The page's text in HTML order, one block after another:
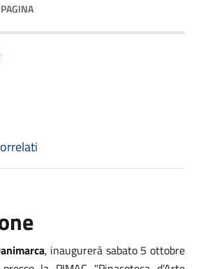
, inaugurerà sabato 5 ottobre